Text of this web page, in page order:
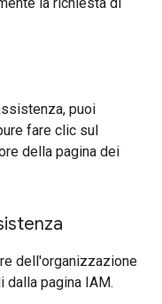
puoi
fare clic sul
della pagina dei
dell'organizzazione
dalla pagina IAM.